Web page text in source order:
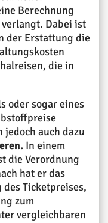
Berechnung
Dabei ist
der Erstattung die
die in
oder sogar eines
jedoch auch dazu
In einem
die Verordnung
hat er das
Ticketpreises,
zum
vergleichbaren